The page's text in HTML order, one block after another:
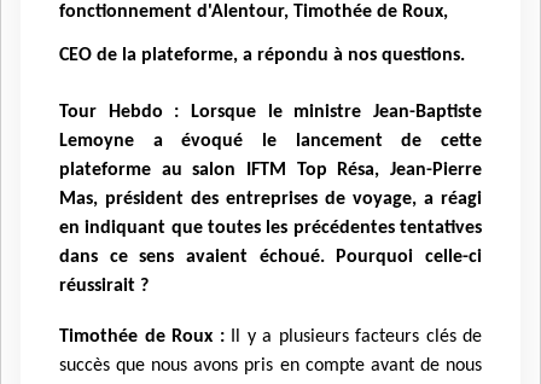
fonctionnement d'Alentour, Timothée de Roux,
CEO de la plateforme, a répondu à nos questions.
Tour Hebdo : Lorsque le ministre Jean-Baptiste
Lemoyne a évoqué le lancement de cette
plateforme au salon IFTM Top Résa, Jean-Pierre
Mas, président des entreprises de voyage, a réagi
en indiquant que toutes les précédentes tentatives
dans ce sens avaient échoué. Pourquoi celle-ci
réussirait ?
Timothée de Roux :Il y a plusieurs facteurs clés de
succès que nous avons pris en compte avant de nous